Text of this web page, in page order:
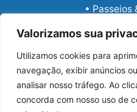
Valorizamos sua
Utilizamos cookies para
navegação, exibir anúncios
analisar nosso tráfego. Ao
concorda com nosso uso de
• Passeios